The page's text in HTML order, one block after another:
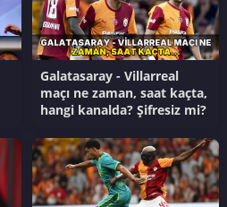
Galatasaray - Villarreal
maçı ne zaman, saat kaçta,
hangi kanalda? Şifresiz mi?